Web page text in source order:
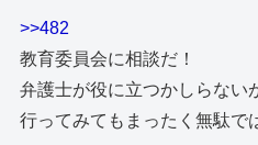
>>482
教育委員会に相談だ！
弁護士が役に立つかしらない
行ってみてもまったく無駄で